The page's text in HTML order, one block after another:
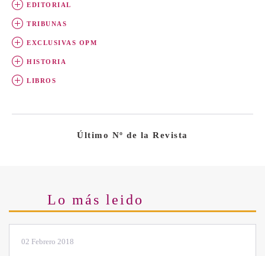
EDITORIAL
TRIBUNAS
EXCLUSIVAS OPM
HISTORIA
LIBROS
Último Nº de la Revista
Lo más leido
28 Enero 2019